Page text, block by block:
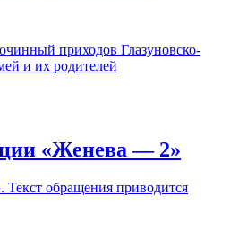
приходов Глазуновско-
и их родителей
«Женева — 2»
обращения приводится